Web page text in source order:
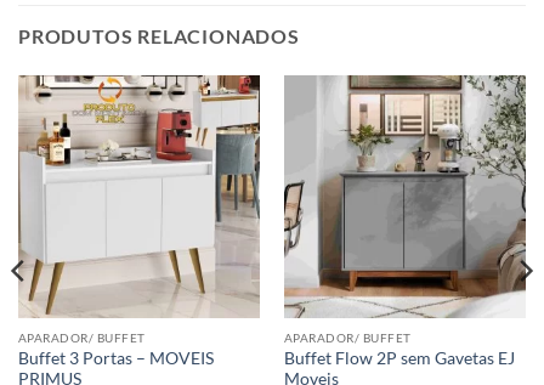
PRODUTOS RELACIONADOS
APARADOR/ BUFFET
Buffet 3 Portas – MOVEIS
PRIMUS
APARADOR/ BUFFET
Buffet Flow 2P sem Gavetas EJ
Moveis